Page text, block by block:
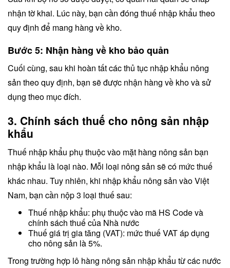
nhận tờ khai. Lúc này, bạn cần đóng thuế nhập khẩu theo
quy định để mang hàng về kho.
Bước 5: Nhận hàng về kho bảo quản
Cuối cùng, sau khi hoàn tất các thủ tục nhập khẩu nông
sản theo quy định, bạn sẽ được nhận hàng về kho và sử
dụng theo mục đích.
3. Chính sách thuế cho nông sản nhập
khẩu
Thuế nhập khẩu phụ thuộc vào mặt hàng nông sản bạn
nhập khẩu là loại nào. Mỗi loại nông sản sẽ có mức thuế
khác nhau. Tuy nhiên, khi nhập khẩu nông sản vào Việt
Nam, bạn cần nộp 3 loại thuế sau:
Thuế nhập khẩu: phụ thuộc vào mã HS Code và
chính sách thuế của Nhà nước
Thuế giá trị gia tăng (VAT): mức thuế VAT áp dụng
cho nông sản là 5%.
Trong trường hợp lô hàng nông sản nhập khẩu từ các nước